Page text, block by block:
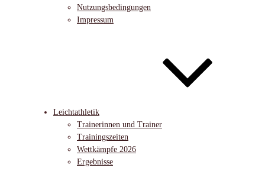
Nutzungsbedingungen
Impressum
Leichtathletik
Trainerinnen und Trainer
Trainingszeiten
Wettkämpfe 2026
Ergebnisse